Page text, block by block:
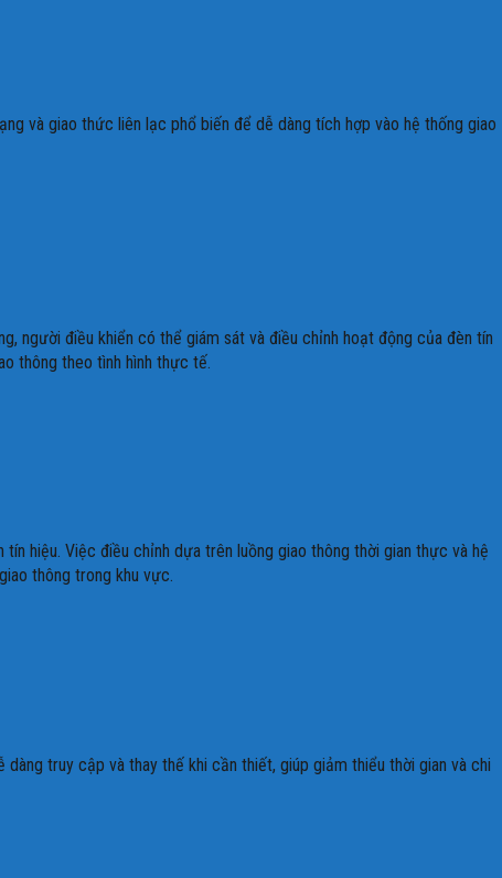
và giao thức liên lạc phổ biến để dễ dàng tích hợp vào hệ thống giao
người điều khiển có thể giám sát và điều chỉnh hoạt động của đèn tín
thông theo tình hình thực tế.
hiệu. Việc điều chỉnh dựa trên luồng giao thông thời gian thực và hệ
thông trong khu vực.
truy cập và thay thế khi cần thiết, giúp giảm thiểu thời gian và chi